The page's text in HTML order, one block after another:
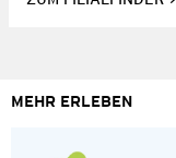
MEHR ERLEBEN